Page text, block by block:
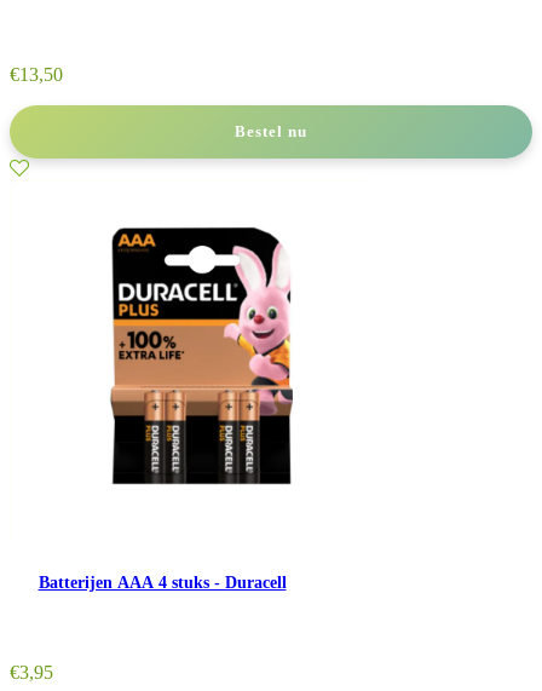
€13,50
Bestel nu
Batterijen AAA 4 stuks - Duracell
€3,95